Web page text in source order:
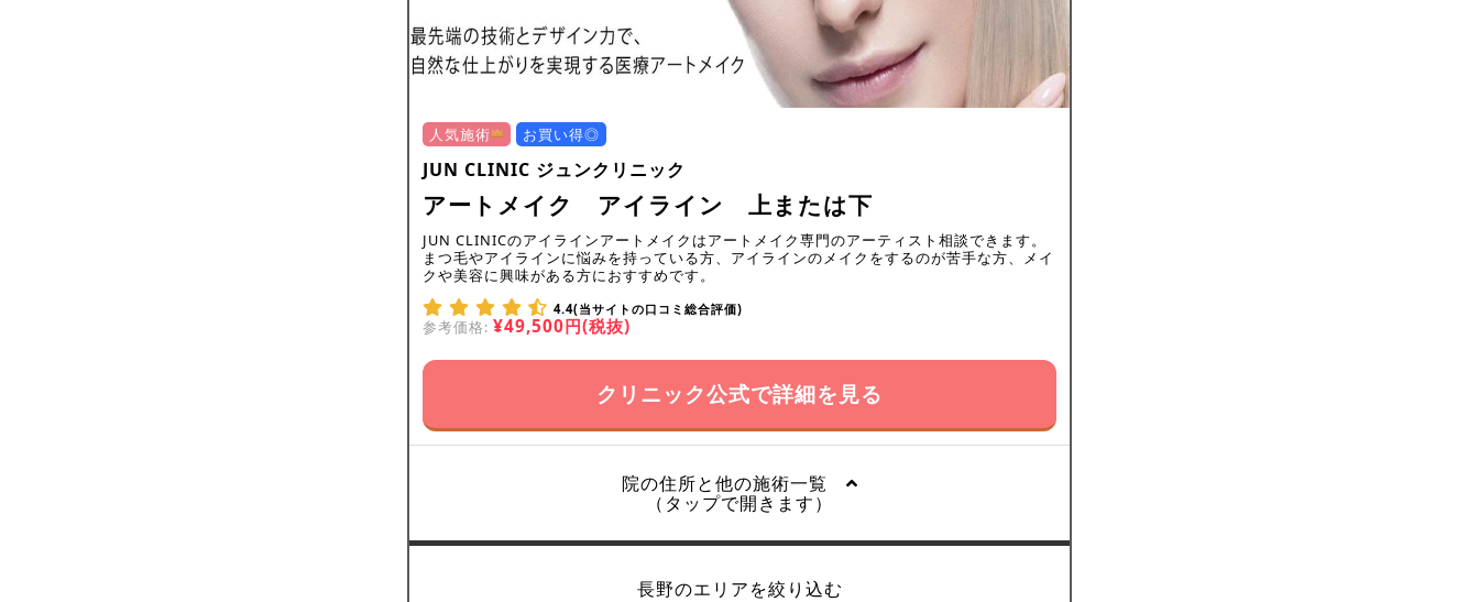
人気施術 お買い得◎
JUN CLINIC ジュンクリニック
アートメイク アイライン 上または下
JUN CLINICのアイラインアートメイクはアートメイク専門のアーティスト相談できます。
まつ毛やアイラインに悩みを持っている方、アイラインのメイクをするのが苦手な方、メイ
クや美容に興味がある方におすすめです。
4.4(当サイトの口コミ総合評価)
参考価格: ¥49,500円(税抜)
クリニック公式で詳細を見る
院の住所と他の施術一覧
（タップで開きます）
長野のエリアを絞り込む